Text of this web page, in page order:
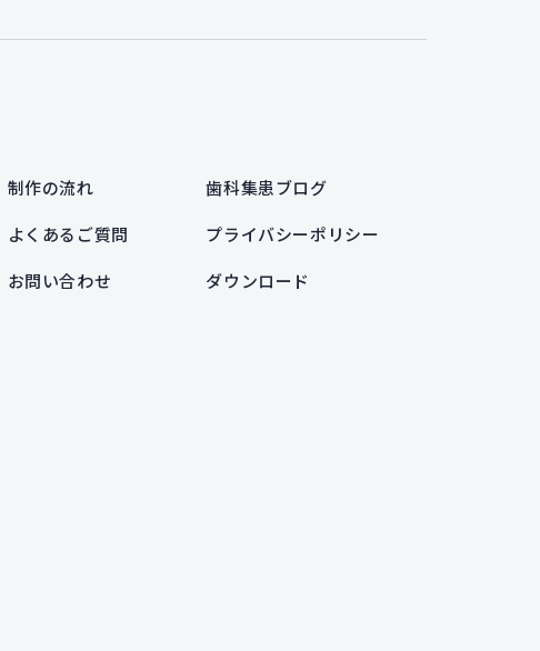
制作の流れ
よくあるご質問
お問い合わせ
歯科集患ブログ
プライバシーポリシー
ダウンロード